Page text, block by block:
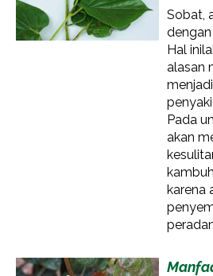
Sobat,
Hal
alasan
Pada
akan
karena